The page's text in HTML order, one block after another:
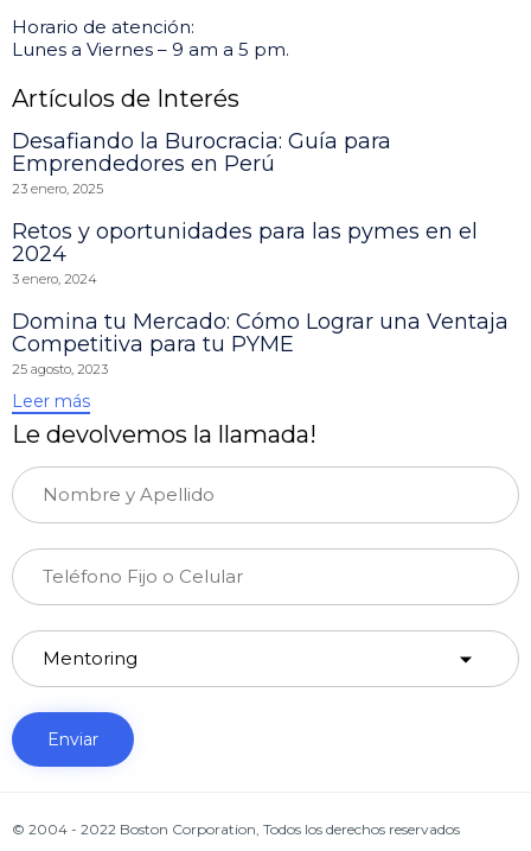
Horario de atención:
Lunes a Viernes – 9 am a 5 pm.
Artículos de Interés
Desafiando la Burocracia: Guía para
Emprendedores en Perú
23 enero, 2025
Retos y oportunidades para las pymes en el
2024
3 enero, 2024
Domina tu Mercado: Cómo Lograr una Ventaja
Competitiva para tu PYME
25 agosto, 2023
Leer más
Le devolvemos la llamada!
© 2004 - 2022 Boston Corporation, Todos los derechos reservados